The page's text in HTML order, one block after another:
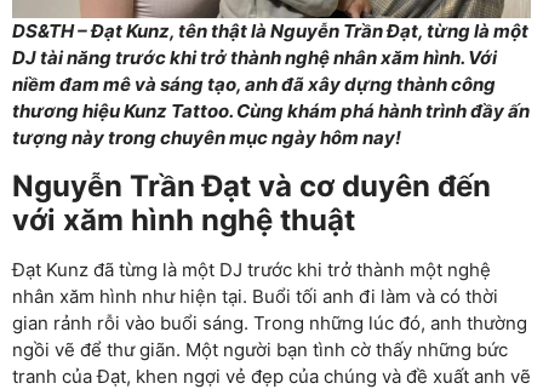
DS&TH – Đạt Kunz, tên thật là Nguyễn Trần Đạt, từng là một
DJ tài năng trước khi trở thành nghệ nhân xăm hình. Với
niềm đam mê và sáng tạo, anh đã xây dựng thành công
thương hiệu Kunz Tattoo. Cùng khám phá hành trình đầy ấn
tượng này trong chuyên mục ngày hôm nay!
Nguyễn Trần Đạt và cơ duyên đến
với xăm hình nghệ thuật
Đạt Kunz đã từng là một DJ trước khi trở thành một nghệ
nhân xăm hình như hiện tại. Buổi tối anh đi làm và có thời
gian rảnh rỗi vào buổi sáng. Trong những lúc đó, anh thường
ngồi vẽ để thư giãn. Một người bạn tình cờ thấy những bức
tranh của Đạt, khen ngợi vẻ đẹp của chúng và đề xuất anh vẽ